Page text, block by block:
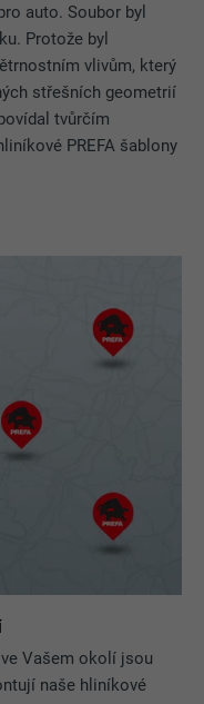
auto. Soubor byl
Protože byl
vlivům, který
střešních geometrií
tvůrčím
PREFA šablony
Vašem okolí jsou
naše hliníkové